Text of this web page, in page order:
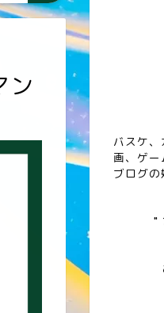
ン
バスケ
画、ゲー
ブログの
"